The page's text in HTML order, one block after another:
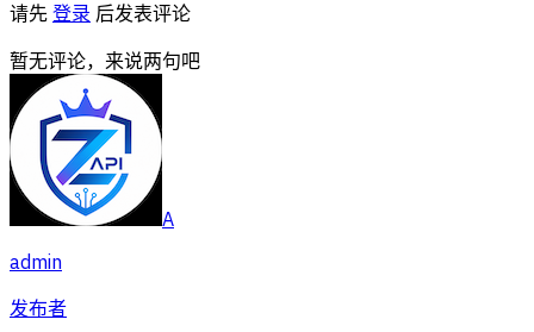
请先 登录 后发表评论
暂无评论，来说两句吧
A
admin
发布者